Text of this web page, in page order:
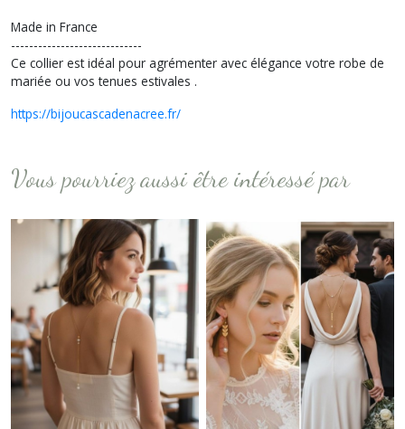
Made in France
-----------------------------
Ce collier est idéal pour agrémenter avec élégance votre robe de
mariée ou vos tenues estivales .
https://bijoucascadenacree.fr/
Vous pourriez aussi être intéressé par